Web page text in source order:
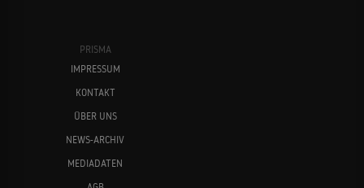
PRISMA
IMPRESSUM
KONTAKT
ÜBER UNS
NEWS-ARCHIV
MEDIADATEN